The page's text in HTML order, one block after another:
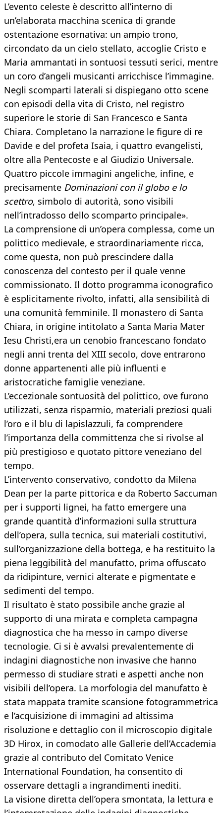
L’evento celeste è descritto all’interno di
un’elaborata macchina scenica di grande
ostentazione esornativa: un ampio trono,
circondato da un cielo stellato, accoglie Cristo e
Maria ammantati in sontuosi tessuti serici, mentre
un coro d’angeli musicanti arricchisce l’immagine.
Negli scomparti laterali si dispiegano otto scene
con episodi della vita di Cristo, nel registro
superiore le storie di San Francesco e Santa
Chiara. Completano la narrazione le figure di re
Davide e del profeta Isaia, i quattro evangelisti,
oltre alla Pentecoste e al Giudizio Universale.
Quattro piccole immagini angeliche, infine, e
precisamente Dominazioni con il globo e lo
scettro, simbolo di autorità, sono visibili
nell’intradosso dello scomparto principale».
La comprensione di un’opera complessa, come un
polittico medievale, e straordinariamente ricca,
come questa, non può prescindere dalla
conoscenza del contesto per il quale venne
commissionato. Il dotto programma iconografico
è esplicitamente rivolto, infatti, alla sensibilità di
una comunità femminile. Il monastero di Santa
Chiara, in origine intitolato a Santa Maria Mater
Iesu Christi,era un cenobio francescano fondato
negli anni trenta del XIII secolo, dove entrarono
donne appartenenti alle più influenti e
aristocratiche famiglie veneziane.
L’eccezionale sontuosità del polittico, ove furono
utilizzati, senza risparmio, materiali preziosi quali
l’oro e il blu di lapislazzuli, fa comprendere
l’importanza della committenza che si rivolse al
più prestigioso e quotato pittore veneziano del
tempo.
L’intervento conservativo, condotto da Milena
Dean per la parte pittorica e da Roberto Saccuman
per i supporti lignei, ha fatto emergere una
grande quantità d’informazioni sulla struttura
dell’opera, sulla tecnica, sui materiali costitutivi,
sull’organizzazione della bottega, e ha restituito la
piena leggibilità del manufatto, prima offuscato
da ridipinture, vernici alterate e pigmentate e
sedimenti del tempo.
Il risultato è stato possibile anche grazie al
supporto di una mirata e completa campagna
diagnostica che ha messo in campo diverse
tecnologie. Ci si è avvalsi prevalentemente di
indagini diagnostiche non invasive che hanno
permesso di studiare strati e aspetti anche non
visibili dell’opera. La morfologia del manufatto è
stata mappata tramite scansione fotogrammetrica
e l’acquisizione di immagini ad altissima
risoluzione e dettaglio con il microscopio digitale
3D Hirox, in comodato alle Gallerie dell’Accademia
grazie al contributo del Comitato Venice
International Foundation, ha consentito di
osservare dettagli a ingrandimenti inediti.
La visione diretta dell’opera smontata, la lettura e